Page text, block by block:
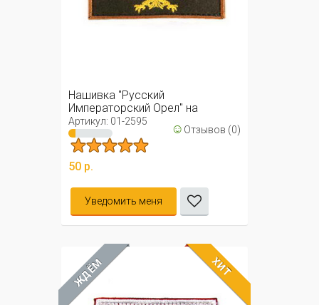
Нашивка "Русский
Императорский Орел" на
липучке
Артикул: 01-2595 ☺ Отзывов (0)
50 р.
Уведомить меня
ЖДЁМ ХИТ